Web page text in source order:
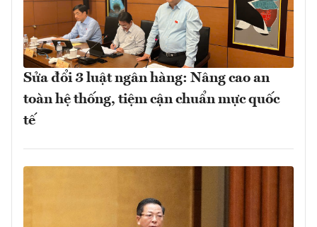
Sửa đổi 3 luật ngân hàng: Nâng cao an
toàn hệ thống, tiệm cận chuẩn mực quốc
tế